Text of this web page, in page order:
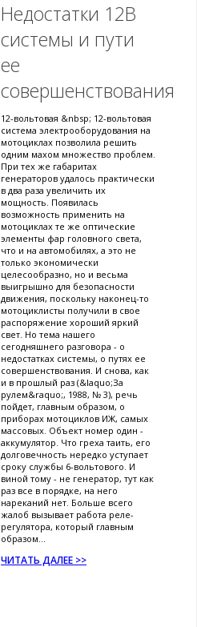
Недостатки 12В
системы и пути
ее
совершенствования
12-вольтовая &nbsp; 12-вольтовая
система электрооборудования на
мотоциклах позволила решить
одним махом множество проблем.
При тех же габаритах
генераторов удалось практически
в два раза увеличить их
мощность. Появилась
возможность применить на
мотоциклах те же оптические
элементы фар головного света,
что и на автомобилях, а это не
только экономически
целесообразно, но и весьма
выигрышно для безопасности
движения, поскольку наконец-то
мотоциклисты получили в свое
распоряжение хороший яркий
свет. Но тема нашего
сегодняшнего разговора - о
недостатках системы, о путях ее
совершенствования. И снова, как
и в прошлый раз (&laquo;За
рулем&raquo;, 1988, № 3), речь
пойдет, главным образом, о
приборах мотоциклов ИЖ, самых
массовых. Объект номер один -
аккумулятор. Что греха таить, его
долговечность нередко уступает
сроку службы 6-вольтового. И
виной тому - не генератор, тут как
раз все в порядке, на него
нареканий нет. Больше всего
жалоб вызывает работа реле-
регулятора, который главным
образом...
ЧИТАТЬ ДАЛЕЕ >>